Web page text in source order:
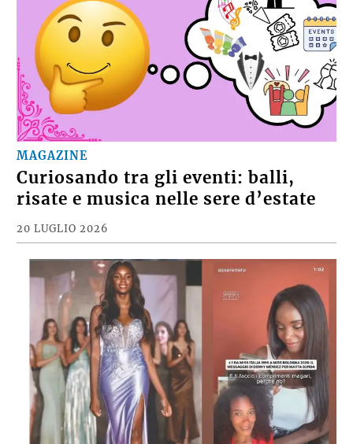
MAGAZINE
Curiosando tra gli eventi: balli,
risate e musica nelle sere d’estate
20 LUGLIO 2026